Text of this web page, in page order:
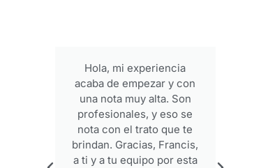
Hola, mi experiencia
acaba de empezar y con
una nota muy alta. Son
profesionales, y eso se
nota con el trato que te
brindan. Gracias, Francis,
a ti y a tu equipo por esta